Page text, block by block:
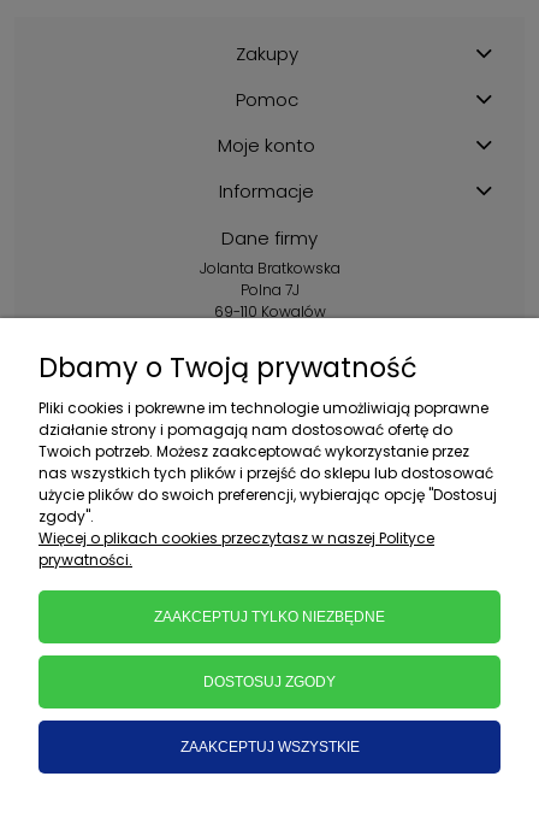
Zakupy
Pomoc
Moje konto
Informacje
Dane firmy
Jolanta Bratkowska
Polna 7J
69-110 Kowalów
+48 602 356 983
pon.-pt.: 10:00-16:00
sklep@ebratek.pl
Dbamy o Twoją prywatność
Pliki cookies i pokrewne im technologie umożliwiają poprawne
działanie strony i pomagają nam dostosować ofertę do
Twoich potrzeb. Możesz zaakceptować wykorzystanie przez
nas wszystkich tych plików i przejść do sklepu lub dostosować
użycie plików do swoich preferencji, wybierając opcję "Dostosuj
zgody".
Więcej o plikach cookies przeczytasz w naszej Polityce
prywatności.
ZAAKCEPTUJ TYLKO NIEZBĘDNE
DOSTOSUJ ZGODY
ZAAKCEPTUJ WSZYSTKIE